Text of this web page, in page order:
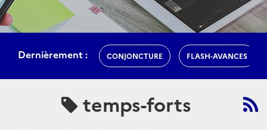
Dernièrement : CONJONCTURE FLASH-AVANCES
temps-forts